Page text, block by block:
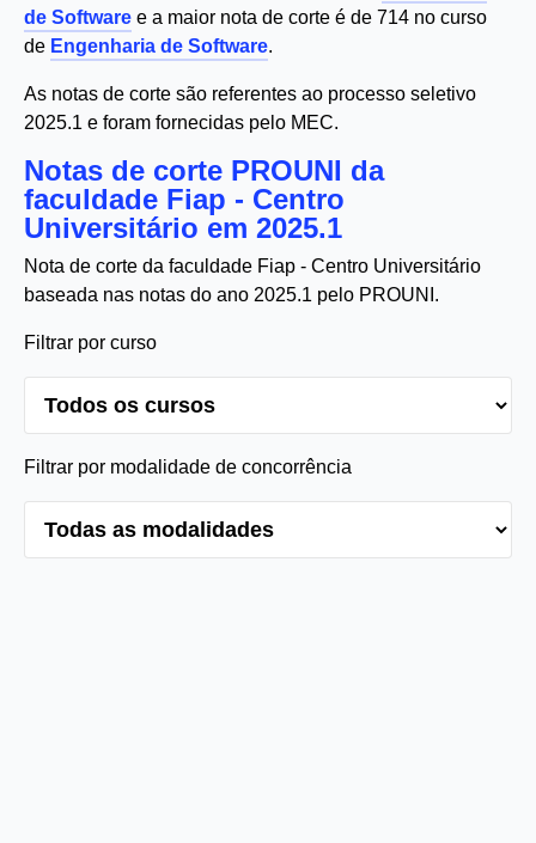
de Software e a maior nota de corte é de 714 no curso
de Engenharia de Software.
As notas de corte são referentes ao processo seletivo
2025.1 e foram fornecidas pelo MEC.
Notas de corte PROUNI da
faculdade Fiap - Centro
Universitário em 2025.1
Nota de corte da faculdade Fiap - Centro Universitário
baseada nas notas do ano 2025.1 pelo PROUNI.
Filtrar por curso
Filtrar por modalidade de concorrência